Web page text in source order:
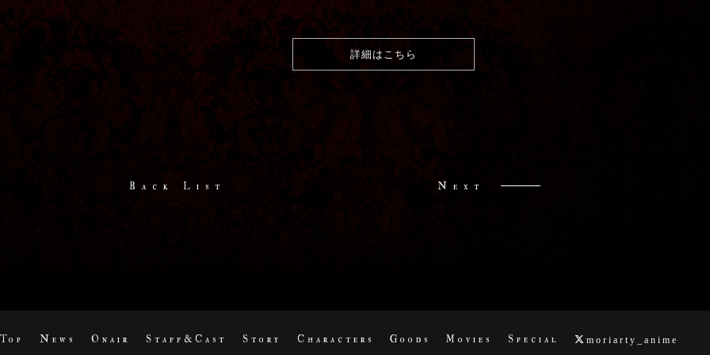
詳細はこちら
Back List Next
Top News Onair Staff&Cast Story Characters Goods Movies Special moriarty_anime